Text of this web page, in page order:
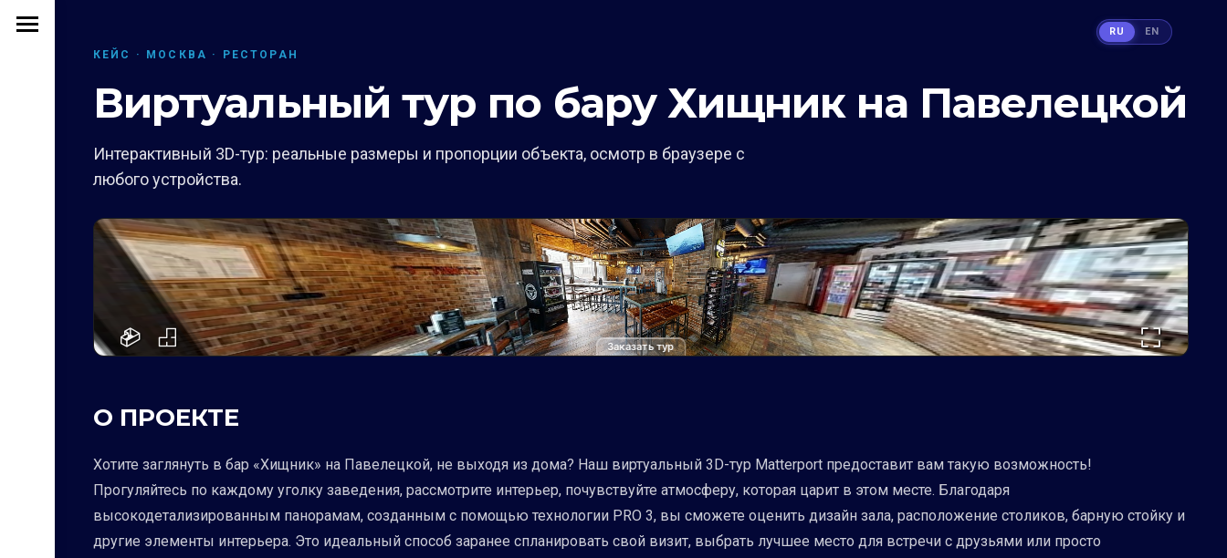
КЕЙС · МОСКВА · РЕСТОРАН
Виртуальный тур по бару Хищник на Павелецкой
Интерактивный 3D-тур: реальные размеры и пропорции объекта, осмотр в браузере с
любого устройства.
Заказать тур
О ПРОЕКТЕ
Хотите заглянуть в бар «Хищник» на Павелецкой, не выходя из дома? Наш виртуальный 3D-тур Matterport предоставит вам такую возможность!
Прогуляйтесь по каждому уголку заведения, рассмотрите интерьер, почувствуйте атмосферу, которая царит в этом месте. Благодаря
высокодетализированным панорамам, созданным с помощью технологии PRO 3, вы сможете оценить дизайн зала, расположение столиков, барную стойку и
другие элементы интерьера. Это идеальный способ заранее спланировать свой визит, выбрать лучшее место для встречи с друзьями или просто
RU EN